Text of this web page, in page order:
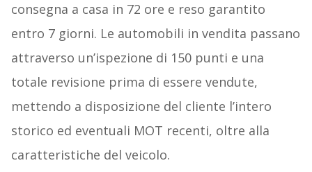
consegna a casa in 72 ore e reso garantito
entro 7 giorni. Le automobili in vendita passano
attraverso un’ispezione di 150 punti e una
totale revisione prima di essere vendute,
mettendo a disposizione del cliente l’intero
storico ed eventuali MOT recenti, oltre alla
caratteristiche del veicolo.